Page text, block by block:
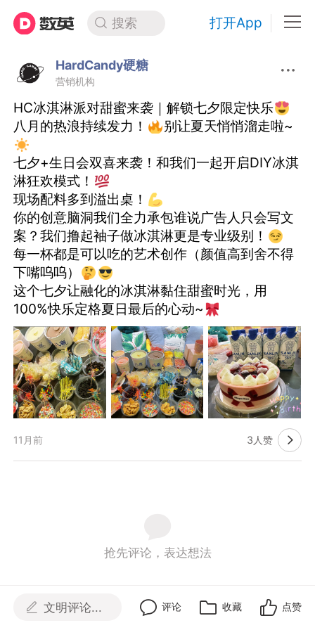
搜索 打开App
HardCandy硬糖
营销机构
HC冰淇淋派对甜蜜来袭｜解锁七夕限定快乐
八月的热浪持续发力！
别让夏天悄悄溜走啦~
七夕+生日会双喜来袭！和我们一起开启DIY冰淇
淋狂欢模式！
现场配料多到溢出桌！
你的创意脑洞我们全力承包 谁说广告人只会写文
案？我们撸起袖子做冰淇淋更是专业级别！
每一杯都是可以吃的艺术创作 （颜值高到舍不得
下嘴呜呜）
这个七夕让融化的冰淇淋黏住甜蜜时光，用
100%快乐定格夏日最后的心动~
11月前 3人赞 
抢先评论，表达想法
文明评论... 评论 收藏 点赞